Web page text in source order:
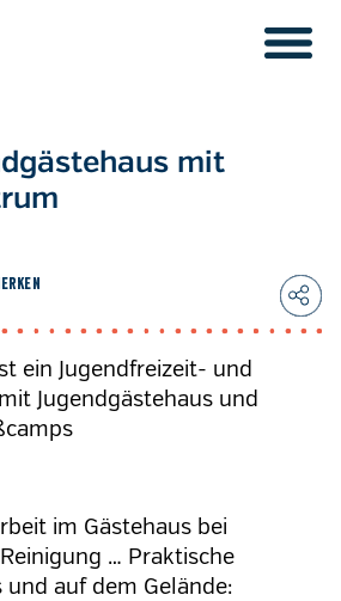
mit
ein Jugendfreizeit- und
Jugendgästehaus und
im Gästehaus bei
… Praktische
auf dem Gelände: